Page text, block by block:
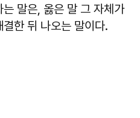
말은, 옳은 말 그 자체가
한 뒤 나오는 말이다.